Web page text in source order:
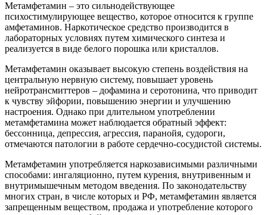
Метамфетамин – это сильнодействующее
психостимулирующее вещество, которое относится к группе
амфетаминов. Наркотическое средство производится в
лабораторных условиях путем химического синтеза и
реализуется в виде белого порошка или кристаллов.
Метамфетамин оказывает высокую степень воздействия на
центральную нервную систему, повышает уровень
нейротрансмиттеров – дофамина и серотонина, что приводит
к чувству эйфории, повышению энергии и улучшению
настроения. Однако при длительном употреблении
метамфетамина может наблюдается обратный эффект:
бессонница, депрессия, агрессия, паранойя, судороги,
отмечаются патологии в работе сердечно-сосудистой системы.
Метамфетамин употребляется наркозависимыми различными
способами: ингаляционно, путем курения, внутривенным и
внутримышечным методом введения. По законодательству
многих стран, в числе которых и РФ, метамфетамин является
запрещенным веществом, продажа и употребление которого